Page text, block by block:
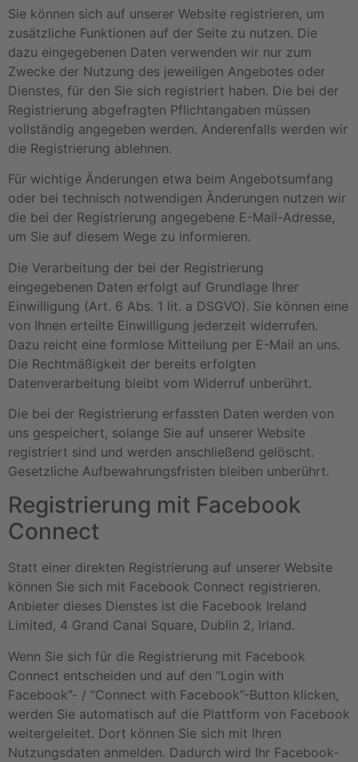
Sie können sich auf unserer Website registrieren, um
zusätzliche Funktionen auf der Seite zu nutzen. Die
dazu eingegebenen Daten verwenden wir nur zum
Zwecke der Nutzung des jeweiligen Angebotes oder
Dienstes, für den Sie sich registriert haben. Die bei der
Registrierung abgefragten Pflichtangaben müssen
vollständig angegeben werden. Anderenfalls werden wir
die Registrierung ablehnen.
Für wichtige Änderungen etwa beim Angebotsumfang
oder bei technisch notwendigen Änderungen nutzen wir
die bei der Registrierung angegebene E-Mail-Adresse,
um Sie auf diesem Wege zu informieren.
Die Verarbeitung der bei der Registrierung
eingegebenen Daten erfolgt auf Grundlage Ihrer
Einwilligung (Art. 6 Abs. 1 lit. a DSGVO). Sie können eine
von Ihnen erteilte Einwilligung jederzeit widerrufen.
Dazu reicht eine formlose Mitteilung per E-Mail an uns.
Die Rechtmäßigkeit der bereits erfolgten
Datenverarbeitung bleibt vom Widerruf unberührt.
Die bei der Registrierung erfassten Daten werden von
uns gespeichert, solange Sie auf unserer Website
registriert sind und werden anschließend gelöscht.
Gesetzliche Aufbewahrungsfristen bleiben unberührt.
Registrierung mit Facebook
Connect
Statt einer direkten Registrierung auf unserer Website
können Sie sich mit Facebook Connect registrieren.
Anbieter dieses Dienstes ist die Facebook Ireland
Limited, 4 Grand Canal Square, Dublin 2, Irland.
Wenn Sie sich für die Registrierung mit Facebook
Connect entscheiden und auf den “Login with
Facebook”- / “Connect with Facebook”-Button klicken,
werden Sie automatisch auf die Plattform von Facebook
weitergeleitet. Dort können Sie sich mit Ihren
Nutzungsdaten anmelden. Dadurch wird Ihr Facebook-